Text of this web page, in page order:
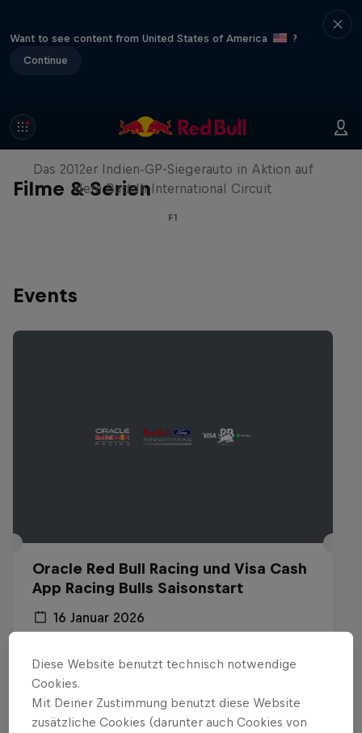
Want to see content from United States of America
?
Continue
Filme & Serien
Formel-1-Auto kehrt nach Indien
zurück
Das 2012er Indien-GP-Siegerauto in Aktion auf
dem Buddh International Circuit
F1
Events
Oracle Red Bull Racing und Visa Cash
App Racing Bulls Saisonstart
16 Januar 2026
Diese Website benutzt technisch notwendige
Cookies.
Mit Deiner Zustimmung benutzt diese Website
zusätzliche Cookies (darunter auch Cookies von